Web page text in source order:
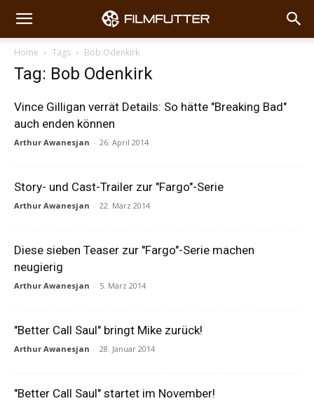
Home Tags Bob Odenkirk
Tag: Bob Odenkirk
Vince Gilligan verrät Details: So hätte "Breaking Bad"
auch enden können
Arthur Awanesjan - 26. April 2014
Story- und Cast-Trailer zur "Fargo"-Serie
Arthur Awanesjan - 22. März 2014
Diese sieben Teaser zur "Fargo"-Serie machen
neugierig
Arthur Awanesjan - 5. März 2014
"Better Call Saul" bringt Mike zurück!
Arthur Awanesjan - 28. Januar 2014
"Better Call Saul" startet im November!